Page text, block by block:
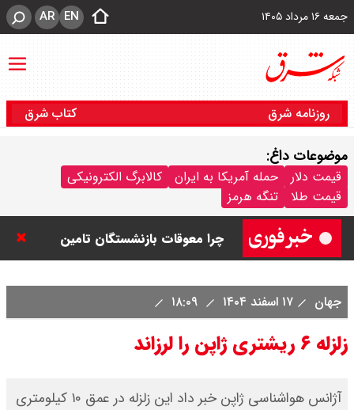
جمعه ۱۶ مرداد ۱۴۰۵ EN
AR
روزنامه شرق کتاب شرق
موضوعات داغ:
قیمت دلار حمله آمریکا به ایران
کالابرگ الکترونیکی
قیمت طلا
تنگه هرمز / نفت صعودی شد + جدول
چرا معوقات بازنشستگان تامین
جزئیات عرضه اولیه احیا در فرابورس
اعلام شد
جهان ۱۷ اسفند ۱۴۰۴
زلزله ۶ ریشتری ژاپن را لرزاند
آژانس هواشناسی ژاپن خبر داد این زلزله در عمق ۱۰ کیلومتری